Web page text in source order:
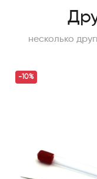
несколько
-10%